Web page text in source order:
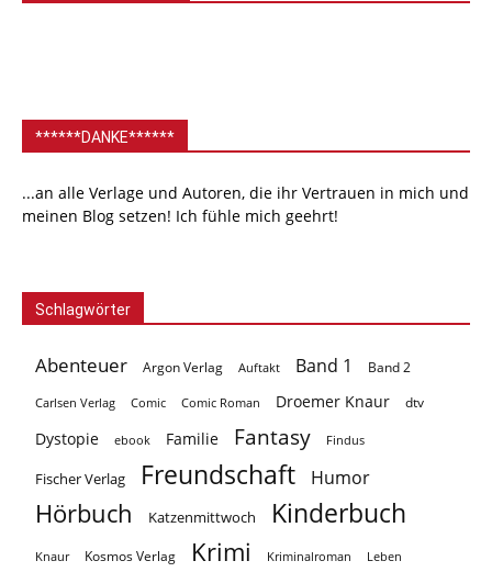
******DANKE******
...an alle Verlage und Autoren, die ihr Vertrauen in mich und
meinen Blog setzen! Ich fühle mich geehrt!
Schlagwörter
Abenteuer Argon Verlag Auftakt Band 1 Band 2
Carlsen Verlag Comic Comic Roman Droemer Knaur dtv
Dystopie ebook Familie Fantasy Findus
Fischer Verlag Freundschaft Humor
Hörbuch Katzenmittwoch Kinderbuch
Knaur Kosmos Verlag Krimi Kriminalroman Leben